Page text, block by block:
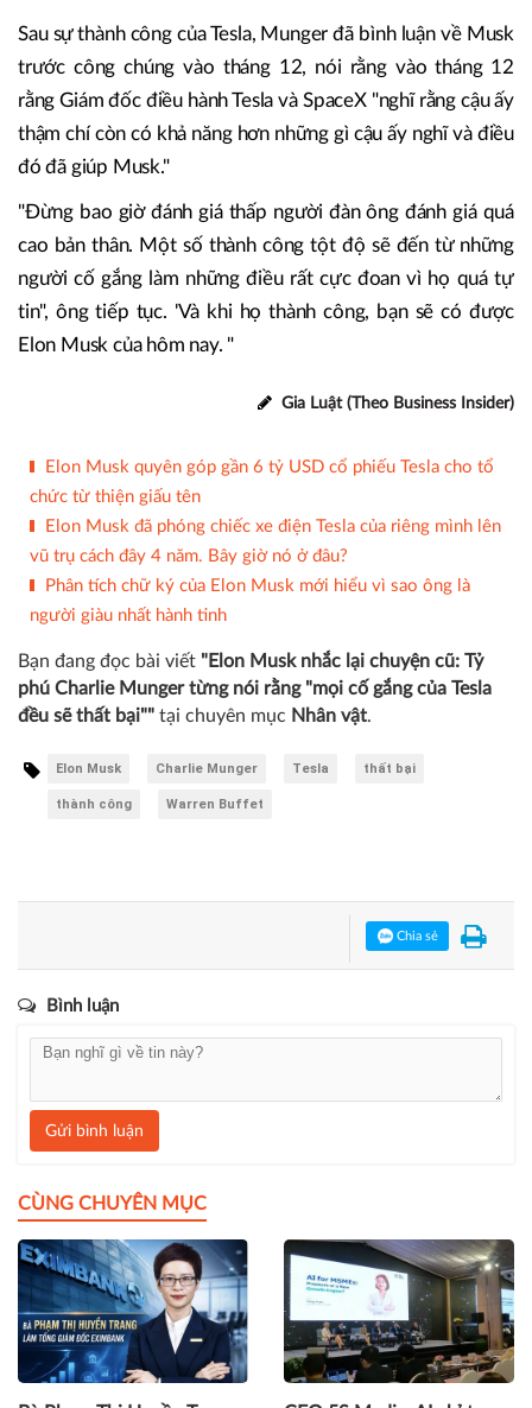
Sau sự thành công của Tesla, Munger đã bình luận về Musk
trước công chúng vào tháng 12, nói rằng vào tháng 12
rằng Giám đốc điều hành Tesla và SpaceX "nghĩ rằng cậu ấy
thậm chí còn có khả năng hơn những gì cậu ấy nghĩ và điều
đó đã giúp Musk."
"Đừng bao giờ đánh giá thấp người đàn ông đánh giá quá
cao bản thân. Một số thành công tột độ sẽ đến từ những
người cố gắng làm những điều rất cực đoan vì họ quá tự
tin", ông tiếp tục. 'Và khi họ thành công, bạn sẽ có được
Elon Musk của hôm nay. "
Gia Luật (Theo Business Insider)
Elon Musk quyên góp gần 6 tỷ USD cổ phiếu Tesla cho tổ
chức từ thiện giấu tên
Elon Musk đã phóng chiếc xe điện Tesla của riêng mình lên
vũ trụ cách đây 4 năm. Bây giờ nó ở đâu?
Phân tích chữ ký của Elon Musk mới hiểu vì sao ông là
người giàu nhất hành tinh
Bạn đang đọc bài viết "Elon Musk nhắc lại chuyện cũ: Tỷ
phú Charlie Munger từng nói rằng "mọi cố gắng của Tesla
đều sẽ thất bại"" tại chuyên mục Nhân vật.
Elon Musk Charlie Munger Tesla thất bại
thành công Warren Buffet
Chia sẻ
Bình luận
Gửi bình luận
CÙNG CHUYÊN MỤC